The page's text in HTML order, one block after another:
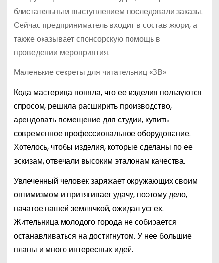
блистательным выступлением последовали заказы.
Сейчас предприниматель входит в состав жюри, а
также оказывает спонсорскую помощь в
проведении мероприятия.
Маленькие секреты для читательниц «ЗВ»
Кода мастерица поняла, что ее изделия пользуются
спросом, решила расширить производство,
арендовать помещение для студии, купить
современное профессиональное оборудование.
Хотелось, чтобы изделия, которые сделаны по ее
эскизам, отвечали высоким эталонам качества.
Увлеченный человек заряжает окружающих своим
оптимизмом и притягивает удачу, поэтому дело,
начатое нашей землячкой, ожидал успех.
Жительница молодого города не собирается
останавливаться на достигнутом. У нее большие
планы и много интересных идей.